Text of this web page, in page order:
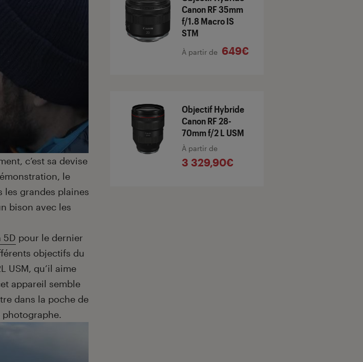
c’est sa devise
le
les grandes plaines
bison avec les
5D pour le dernier
objectifs du
USM, qu’il aime
appareil semble
dans la poche de
Canon RF 35mm
f/1.8 Macro IS
STM
À partir de 649€
Objectif Hybride
Canon RF 28-
70mm f/2 L USM
À partir de
3 329,90€